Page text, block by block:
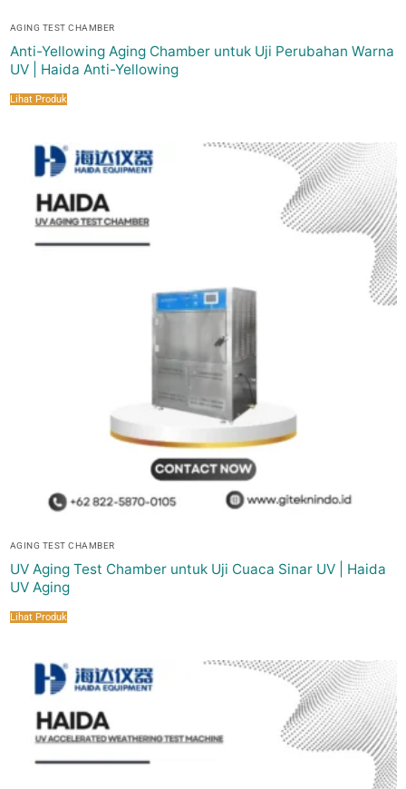
AGING TEST CHAMBER
Anti-Yellowing Aging Chamber untuk Uji Perubahan Warna
UV | Haida Anti-Yellowing
Lihat Produk
AGING TEST CHAMBER
UV Aging Test Chamber untuk Uji Cuaca Sinar UV | Haida
UV Aging
Lihat Produk